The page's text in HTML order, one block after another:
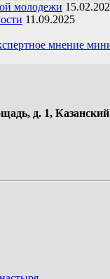
молодежи
11.09.2025
мнение
д. 1,